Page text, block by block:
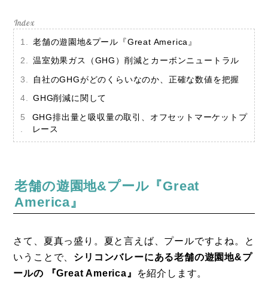
老舗の遊園地&プール『Great America』
温室効果ガス（GHG）削減とカーボンニュートラル
自社のGHGがどのくらいなのか、正確な数値を把握
GHG削減に関して
GHG排出量と吸収量の取引、オフセットマーケットプ
レース
老舗の遊園地&プール『Great
America』
さて、夏真っ盛り。夏と言えば、プールですよね。と
いうことで、 シリコンバレーにある老舗の遊園地&プ
ールの 『Great America』
を紹介します。